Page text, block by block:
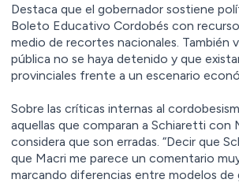
Destaca que el gobernador sostiene
Boleto Educativo Cordobés con
medio de recortes nacionales. También
pública no se haya detenido y que
provinciales frente a un escenario
Sobre las críticas internas al
aquellas que comparan a Schiaretti con
considera que son erradas. “Decir que
que Macri me parece un comentario
marcando diferencias entre modelos de